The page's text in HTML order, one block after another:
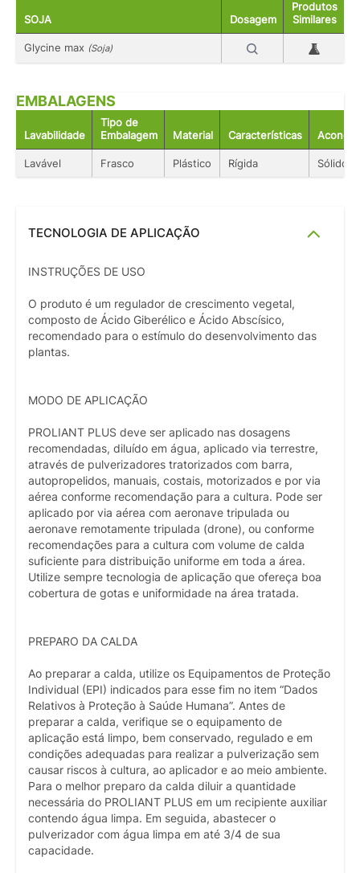
SOJA Dosagem
Produtos
Similares
Glycine max (Soja)
EMBALAGENS
Lavabilidade
Tipo de
Embalagem
Material Características
Lavável Frasco Plástico Rígida Sólido
TECNOLOGIA DE APLICAÇÃO
INSTRUÇÕES DE USO
O produto é um regulador de crescimento vegetal,
composto de Ácido Giberélico e Ácido Abscísico,
recomendado para o estímulo do desenvolvimento das
plantas.
MODO DE APLICAÇÃO
PROLIANT PLUS deve ser aplicado nas dosagens
recomendadas, diluído em água, aplicado via terrestre,
através de pulverizadores tratorizados com barra,
autopropelidos, manuais, costais, motorizados e por via
aérea conforme recomendação para a cultura. Pode ser
aplicado por via aérea com aeronave tripulada ou
aeronave remotamente tripulada (drone), ou conforme
recomendações para a cultura com volume de calda
suficiente para distribuição uniforme em toda a área.
Utilize sempre tecnologia de aplicação que ofereça boa
cobertura de gotas e uniformidade na área tratada.
PREPARO DA CALDA
Ao preparar a calda, utilize os Equipamentos de Proteção
Individual (EPI) indicados para esse fim no item “Dados
Relativos à Proteção à Saúde Humana”. Antes de
preparar a calda, verifique se o equipamento de
aplicação está limpo, bem conservado, regulado e em
condições adequadas para realizar a pulverização sem
causar riscos à cultura, ao aplicador e ao meio ambiente.
Para o melhor preparo da calda diluir a quantidade
necessária do PROLIANT PLUS em um recipiente auxiliar
contendo água limpa. Em seguida, abastecer o
pulverizador com água limpa em até 3/4 de sua
capacidade.